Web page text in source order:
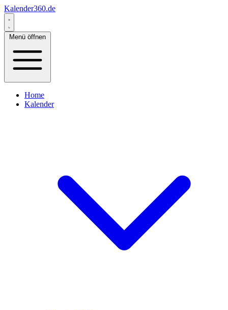
Kalender360.de
Menü öffnen
Home
Kalender